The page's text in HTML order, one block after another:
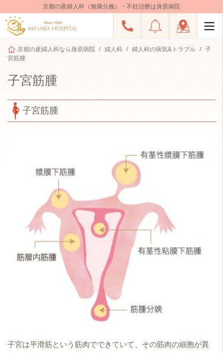
京都の産婦人科（無痛分娩）・不妊治療は身原病院
京都の産婦人科なら身原病院 婦人科 婦人科の病気&トラブル
子
宮筋腫
子宮筋腫
子宮筋腫
子宮は平滑筋という筋肉でできていて、その筋肉の細胞が異